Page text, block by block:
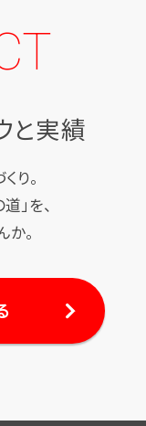
と実績
り。
」を、
。